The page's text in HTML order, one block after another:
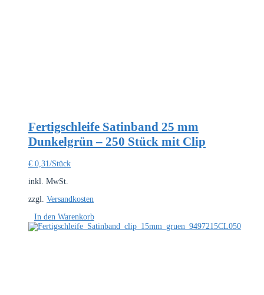
Fertigschleife Satinband 25 mm
Dunkelgrün – 250 Stück mit Clip
€ 0,31/Stück
inkl. MwSt.
zzgl. Versandkosten
In den Warenkorb